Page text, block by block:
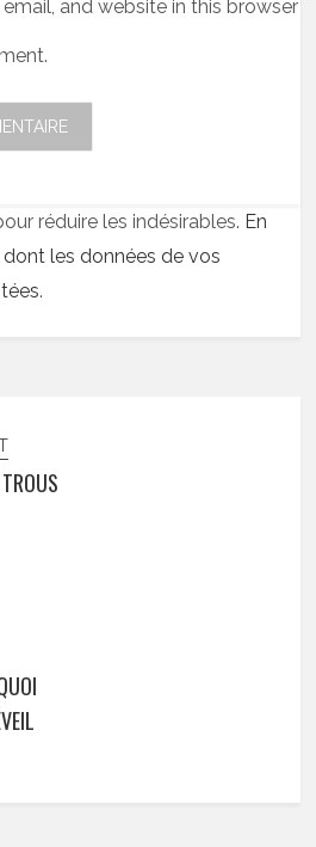
and website in this browser
réduire les indésirables. En
les données de vos
.